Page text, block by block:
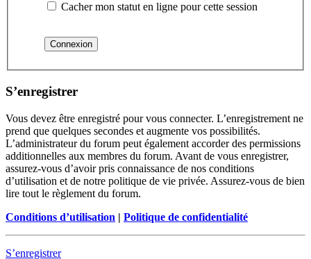
Cacher mon statut en ligne pour cette session
S’enregistrer
Vous devez être enregistré pour vous connecter. L’enregistrement ne
prend que quelques secondes et augmente vos possibilités.
L’administrateur du forum peut également accorder des permissions
additionnelles aux membres du forum. Avant de vous enregistrer,
assurez-vous d’avoir pris connaissance de nos conditions
d’utilisation et de notre politique de vie privée. Assurez-vous de bien
lire tout le règlement du forum.
Conditions d’utilisation | Politique de confidentialité
S’enregistrer